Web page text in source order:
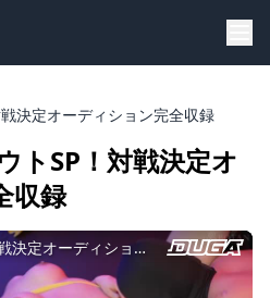
決定オーディション完全収録
トSP！対戦決定オ
収録